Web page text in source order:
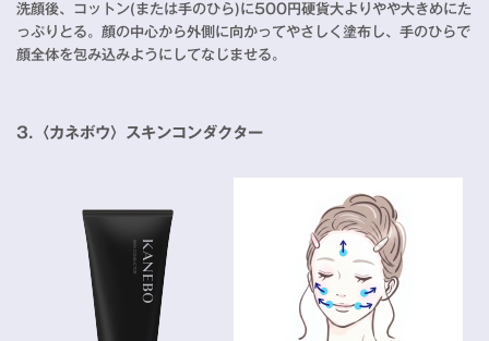
洗顔後、コットン(または手のひら)に500円硬貨大よりやや大きめにた
っぷりとる。顔の中心から外側に向かってやさしく塗布し、手のひらで
顔全体を包み込みようにしてなじませる。
3.〈カネボウ〉スキンコンダクター